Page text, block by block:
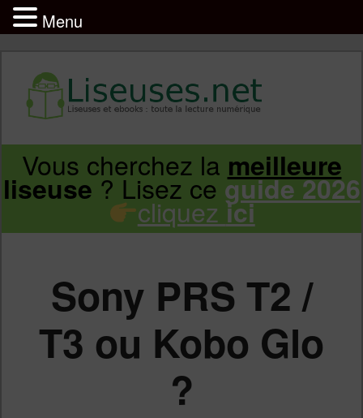
Infos sur les liseuses Kindle, Kobo,
Vivlio, Pocketbook
Aller
principal
Aller
secondaire
Vous cherchez la meilleure
liseuse? Lisez ceguide 2026
cliquez ici
Sony PRS T2 /
T3 ou Kobo Glo
?
Menu